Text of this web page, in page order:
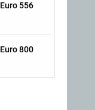
Euro 556
Euro 800